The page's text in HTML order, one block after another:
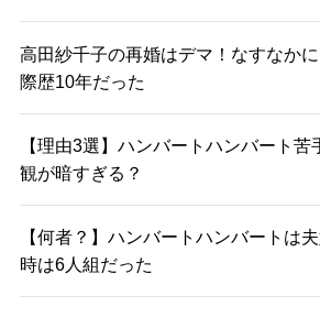
高田紗千子の再婚はデマ！なすなか
際歴10年だった
【理由3選】ハンバートハンバート
観が暗すぎる？
【何者？】ハンバートハンバートは
時は6人組だった